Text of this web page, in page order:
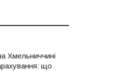
Хмельниччині
що